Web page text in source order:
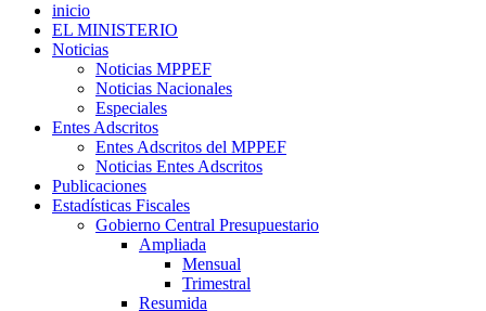
inicio
EL MINISTERIO
Noticias
Noticias MPPEF
Noticias Nacionales
Especiales
Entes Adscritos
Entes Adscritos del MPPEF
Noticias Entes Adscritos
Publicaciones
Estadísticas Fiscales
Gobierno Central Presupuestario
Ampliada
Mensual
Trimestral
Resumida